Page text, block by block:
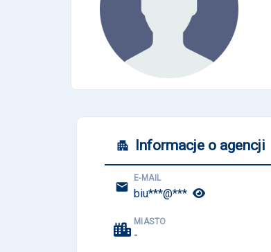
Informacje o agencji
E-MAIL
biu***@***
MIASTO
-